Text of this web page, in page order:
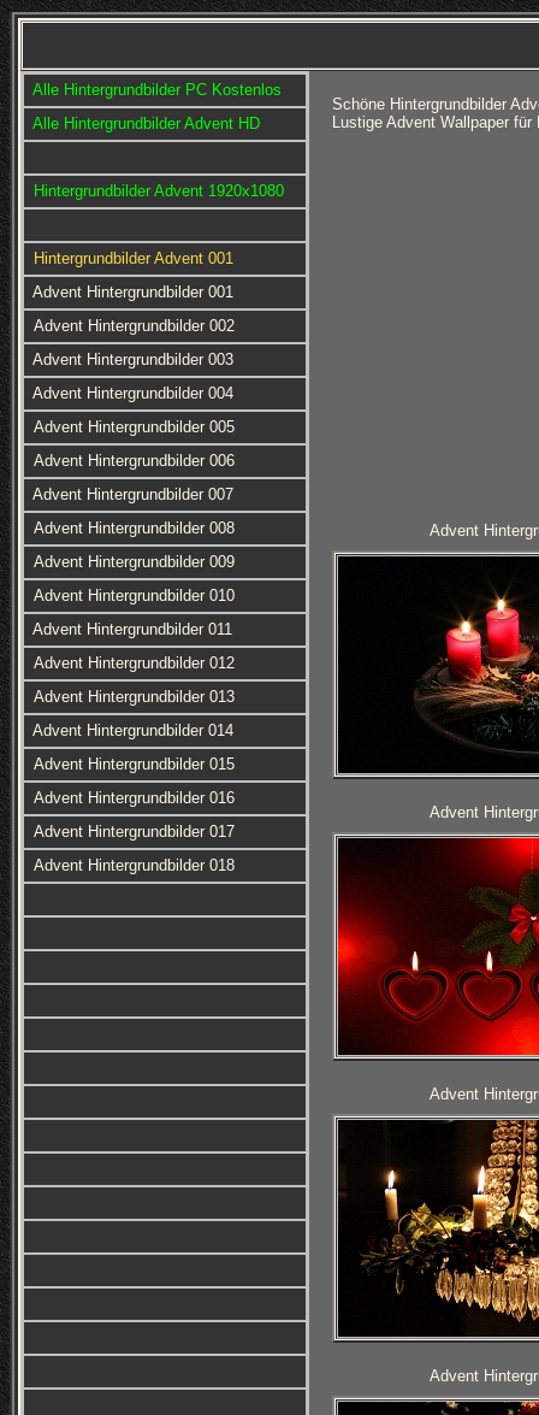
Alle Hintergrundbilder PC Kostenlos
Alle Hintergrundbilder Advent HD
Hintergrundbilder Advent 1920x1080
Hintergrundbilder Advent 001
Advent Hintergrundbilder 001
Advent Hintergrundbilder 002
Advent Hintergrundbilder 003
Advent Hintergrundbilder 004
Advent Hintergrundbilder 005
Advent Hintergrundbilder 006
Advent Hintergrundbilder 007
Advent Hintergrundbilder 008
Advent Hintergrundbilder 009
Advent Hintergrundbilder 010
Advent Hintergrundbilder 011
Advent Hintergrundbilder 012
Advent Hintergrundbilder 013
Advent Hintergrundbilder 014
Advent Hintergrundbilder 015
Advent Hintergrundbilder 016
Advent Hintergrundbilder 017
Advent Hintergrundbilder 018
Schöne Hintergrundbilder
Lustige Advent Wallpaper
Advent
Advent
Advent
Advent